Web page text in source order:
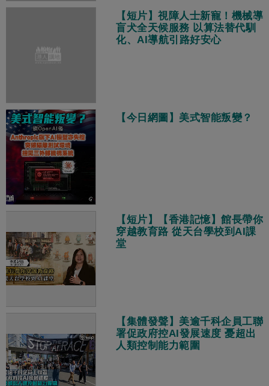
【短片】視障人士新寵！機械導
盲犬全天候服務 以算法替代馴
化、AI導航引路好安心
【今日網圖】美式智能叛變？
【短片】【香港記憶】館長帶你
穿越教育路 從天台學校到AI課
堂
【集體發聲】美逾千科企員工聯
署促政府控AI發展速度 憂超出
人類控制能力範圍